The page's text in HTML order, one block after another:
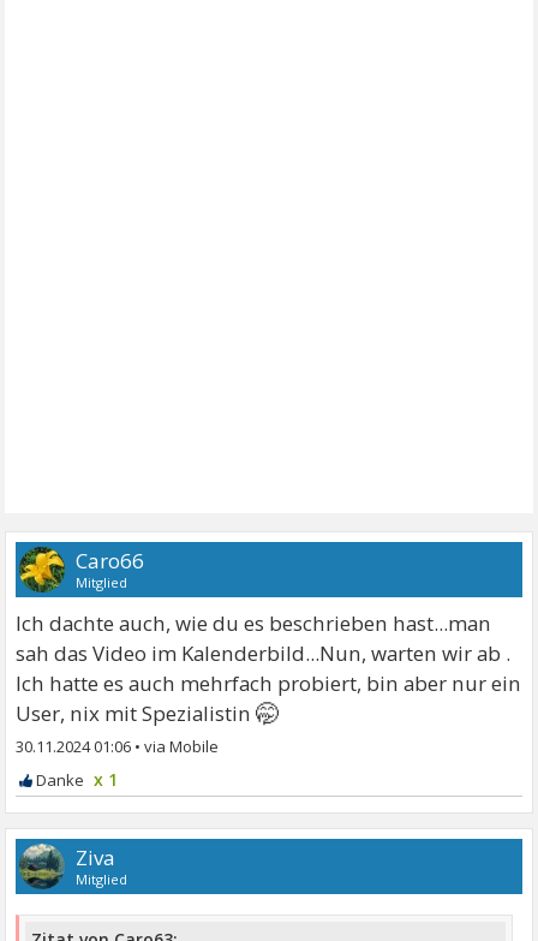
Caro66
Mitglied
Ich dachte auch, wie du es beschrieben hast...man
sah das Video im Kalenderbild...Nun, warten wir ab .
Ich hatte es auch mehrfach probiert, bin aber nur ein
User, nix mit Spezialistin🤭
30.11.2024 01:06 •
x 1
Ziva
Mitglied